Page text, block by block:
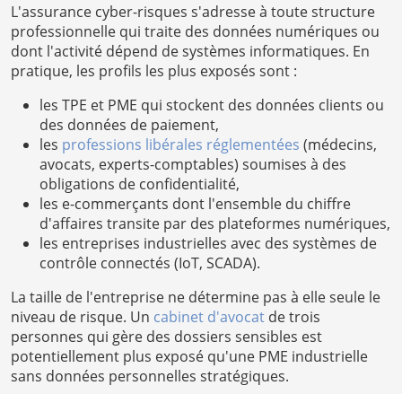
L'assurance cyber-risques s'adresse à toute structure
professionnelle qui traite des données numériques ou
dont l'activité dépend de systèmes informatiques. En
pratique, les profils les plus exposés sont :
les TPE et PME qui stockent des données clients ou
des données de paiement,
les professions libérales réglementées (médecins,
avocats, experts-comptables) soumises à des
obligations de confidentialité,
les e-commerçants dont l'ensemble du chiffre
d'affaires transite par des plateformes numériques,
les entreprises industrielles avec des systèmes de
contrôle connectés (IoT, SCADA).
La taille de l'entreprise ne détermine pas à elle seule le
niveau de risque. Un cabinet d'avocat de trois
personnes qui gère des dossiers sensibles est
potentiellement plus exposé qu'une PME industrielle
sans données personnelles stratégiques.